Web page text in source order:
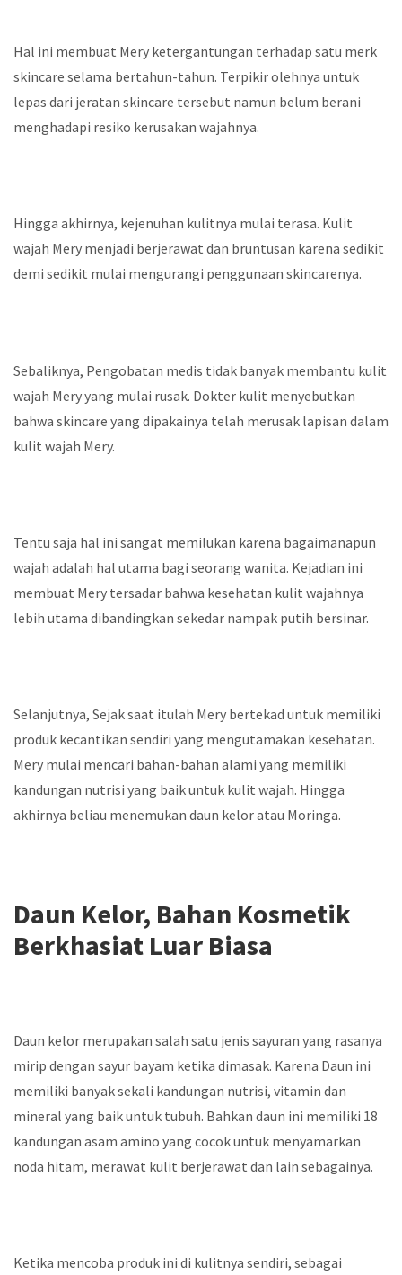
Hal ini membuat Mery ketergantungan terhadap satu merk
skincare selama bertahun-tahun. Terpikir olehnya untuk
lepas dari jeratan skincare tersebut namun belum berani
menghadapi resiko kerusakan wajahnya.
Hingga akhirnya, kejenuhan kulitnya mulai terasa. Kulit
wajah Mery menjadi berjerawat dan bruntusan karena sedikit
demi sedikit mulai mengurangi penggunaan skincarenya.
Sebaliknya, Pengobatan medis tidak banyak membantu kulit
wajah Mery yang mulai rusak. Dokter kulit menyebutkan
bahwa skincare yang dipakainya telah merusak lapisan dalam
kulit wajah Mery.
Tentu saja hal ini sangat memilukan karena bagaimanapun
wajah adalah hal utama bagi seorang wanita. Kejadian ini
membuat Mery tersadar bahwa kesehatan kulit wajahnya
lebih utama dibandingkan sekedar nampak putih bersinar.
Selanjutnya, Sejak saat itulah Mery bertekad untuk memiliki
produk kecantikan sendiri yang mengutamakan kesehatan.
Mery mulai mencari bahan-bahan alami yang memiliki
kandungan nutrisi yang baik untuk kulit wajah. Hingga
akhirnya beliau menemukan daun kelor atau Moringa.
Daun Kelor, Bahan Kosmetik
Berkhasiat Luar Biasa
Daun kelor merupakan salah satu jenis sayuran yang rasanya
mirip dengan sayur bayam ketika dimasak. Karena Daun ini
memiliki banyak sekali kandungan nutrisi, vitamin dan
mineral yang baik untuk tubuh. Bahkan daun ini memiliki 18
kandungan asam amino yang cocok untuk menyamarkan
noda hitam, merawat kulit berjerawat dan lain sebagainya.
Ketika mencoba produk ini di kulitnya sendiri, sebagai